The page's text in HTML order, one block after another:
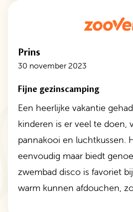
Prins
30 november 2023
Fijne gezinscamping
Een heerlijke vakantie
kinderen is er veel te doen,
pannakooi en luchtkussen.
eenvoudig maar biedt
zwembad disco is favoriet
warm kunnen afdouchen,